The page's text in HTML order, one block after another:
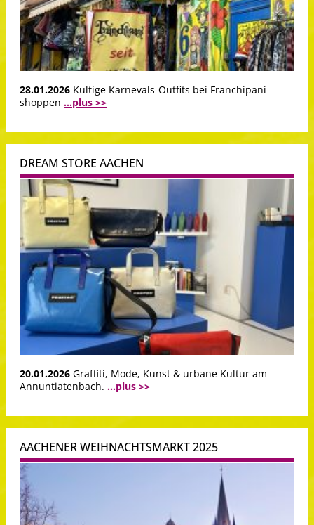
28.01.2026 Kultige Karnevals-Outfits bei Franchipani
shoppen ...plus >>
DREAM STORE AACHEN
20.01.2026 Graffiti, Mode, Kunst & urbane Kultur am
Annuntiatenbach. ...plus >>
AACHENER WEIHNACHTSMARKT 2025